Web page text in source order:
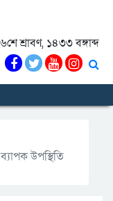
শ্রাবণ, ১৪৩৩ বঙ্গাব্দ
উপস্থিতি